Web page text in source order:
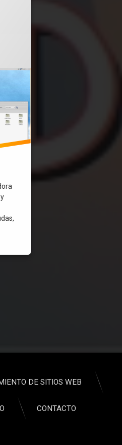
y de buen rendimiento.
DE SITIOS WEB
CONTACTO